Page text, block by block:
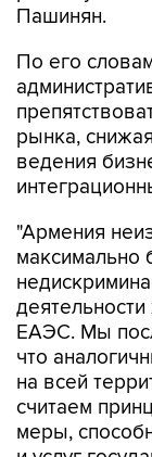
Пашинян.
По его
рынка,
ведения
"Армения
максимально
ЕАЭС. Мы
что
на всей
считаем
меры,